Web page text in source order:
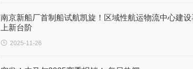
南京新船厂首制船试航凯旋！区域性航运物流中心建设
上新台阶
 2025-11-26